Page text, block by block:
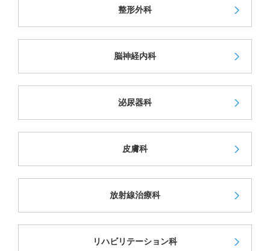
整形外科
脳神経内科
泌尿器科
皮膚科
放射線治療科
リハビリテーション科